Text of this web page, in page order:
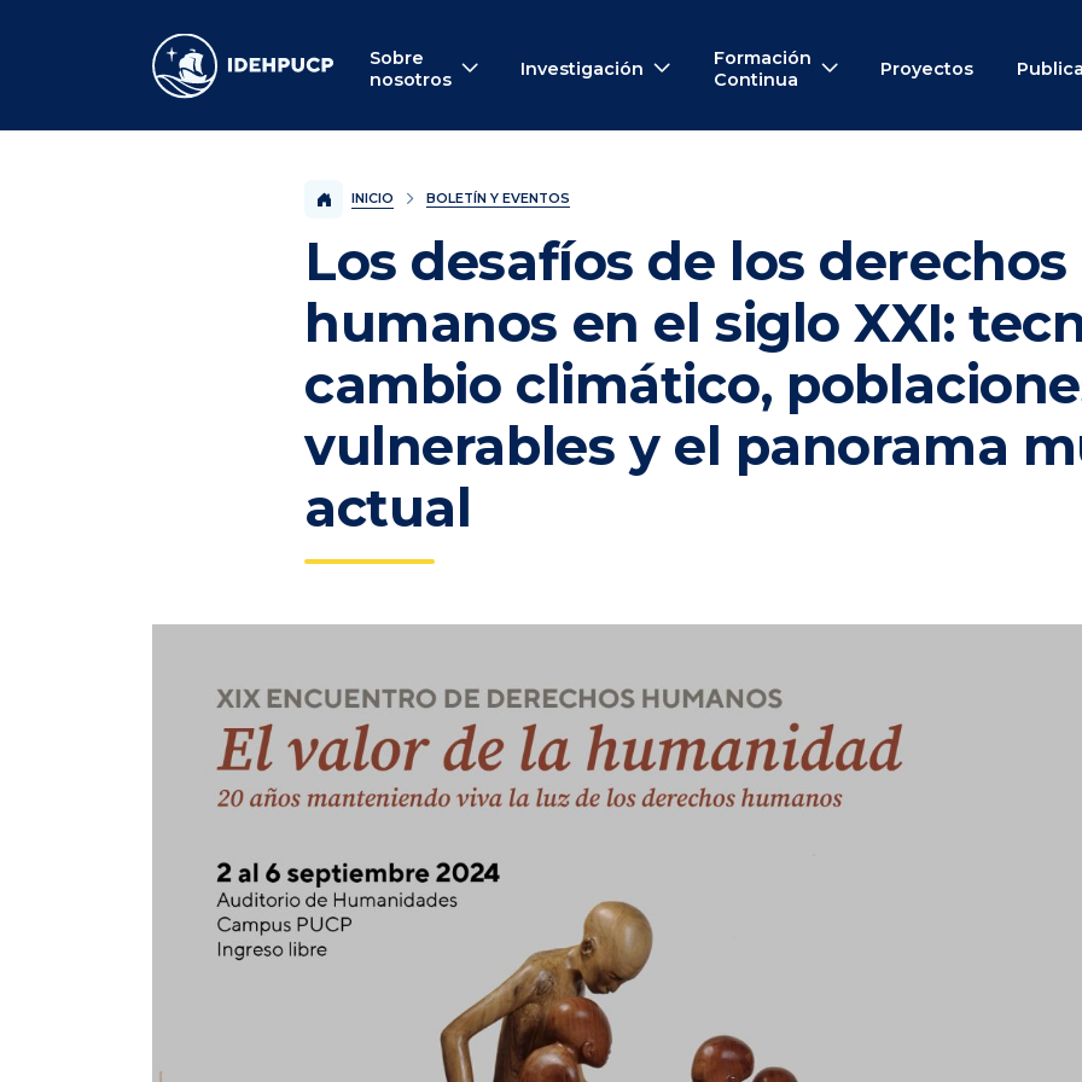
IDEHPUCP
Sobre
nosotros
Investigación
Formación
Continua
Proyectos
INICIO BOLETÍN Y EVENTOS
Los desafíos de los derechos
humanos en el siglo XXI:
cambio climático,
vulnerables y el panorama
actual